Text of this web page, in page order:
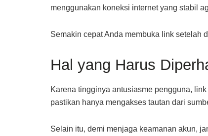
menggunakan koneksi internet yang stabil
Semakin cepat Anda membuka link setelah
Hal yang Harus
Karena tingginya antusiasme pengguna,
pastikan hanya mengakses tautan dari
Selain itu, demi menjaga keamanan akun,